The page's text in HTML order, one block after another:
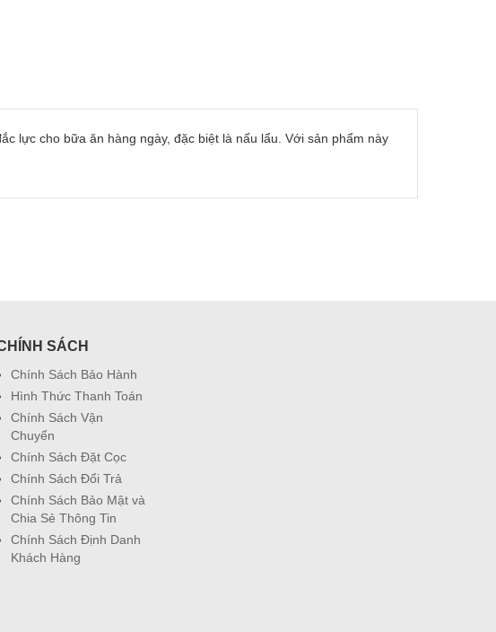
lực cho bữa ăn hàng ngày, đặc biệt là nấu lẩu. Với sản phẩm này
SÁCH
Chính Sách Bảo Hành
Hình Thức Thanh Toán
Chính Sách Vận
Chuyển
Chính Sách Đặt Cọc
Chính Sách Đổi Trả
Chính Sách Bảo Mật và
Chia Sẻ Thông Tin
Chính Sách Định Danh
Khách Hàng